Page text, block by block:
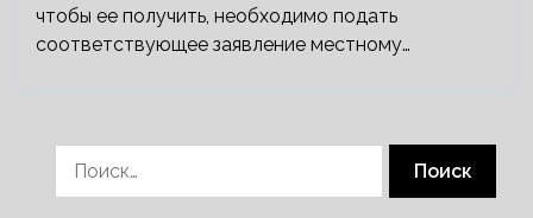
чтобы ее получить, необходимо подать
соответствующее заявление местному…